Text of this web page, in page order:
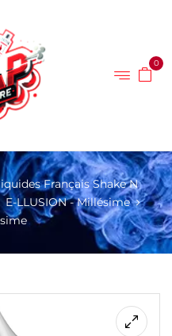
0
Français Shake N
E-LLUSION - Millésime